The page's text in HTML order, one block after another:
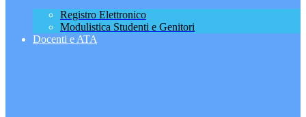
Registro Elettronico
Modulistica Studenti e Genitori
Docenti e ATA